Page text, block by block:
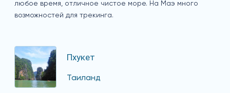
любое время, отличное чистое море. На Маэ много
возможностей для трекинга.
Пхукет
Таиланд